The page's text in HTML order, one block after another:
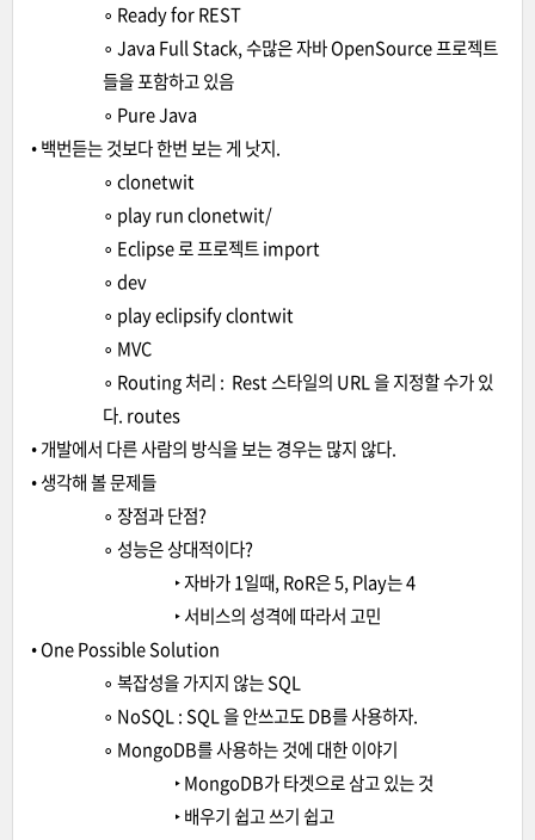
∘ Ready for REST
∘ Java Full Stack, 수많은 자바 OpenSource 프로젝트
들을 포함하고 있음
∘ Pure Java
• 백번듣는 것보다 한번 보는 게 낫지.
∘ clonetwit
∘ play run clonetwit/
∘ Eclipse 로 프로젝트 import
∘ dev
∘ play eclipsify clontwit
∘ MVC
∘ Routing 처리 : Rest 스타일의 URL 을 지정할 수가 있
다. routes
• 개발에서 다른 사람의 방식을 보는 경우는 많지 않다.
• 생각해 볼 문제들
∘ 장점과 단점?
∘ 성능은 상대적이다?
‣ 자바가 1일때, RoR은 5, Play는 4
‣ 서비스의 성격에 따라서 고민
• One Possible Solution
∘ 복잡성을 가지지 않는 SQL
∘ NoSQL : SQL 을 안쓰고도 DB를 사용하자.
∘ MongoDB를 사용하는 것에 대한 이야기
‣ MongoDB가 타겟으로 삼고 있는 것
‣ 배우기 쉽고 쓰기 쉽고